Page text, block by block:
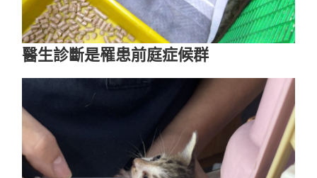
醫生診斷是罹患前庭症候群